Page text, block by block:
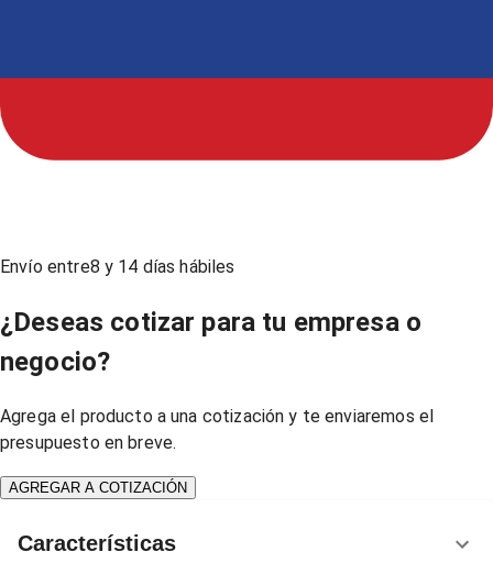
Envío entre8 y 14 días hábiles
¿Deseas cotizar para tu empresa o
negocio?
Agrega el producto a una cotización y te enviaremos el
presupuesto en breve.
AGREGAR A COTIZACIÓN
Características